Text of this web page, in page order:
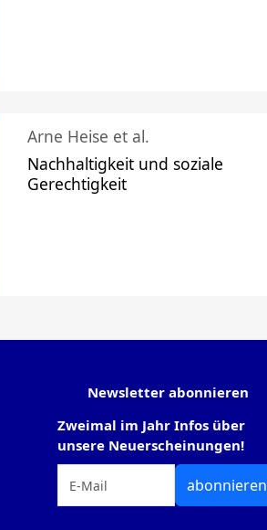
Arne Heise et al.
Nachhaltigkeit und soziale
Gerechtigkeit
Newsletter abonnieren
Zweimal im Jahr Infos über
unsere Neuerscheinungen!
abonnieren